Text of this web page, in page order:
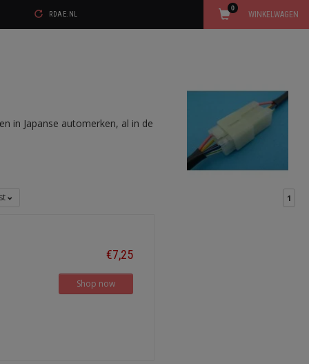
RDAE.NL WINKELWAGEN
0
in Japanse automerken, al in de
1
€7,25
Shop now